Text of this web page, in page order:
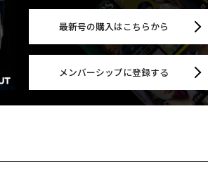
最新号の購入はこちらから
メンバーシップに登録する